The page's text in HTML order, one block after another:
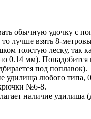
обычную удочку с
лучше взять 8-
толстую леску, так
0.14 мм).
под поплавок).
удилища любого
№6-8.
наличие удилища